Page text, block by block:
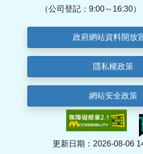
（公司登記：9:00～16:30）
政府網站資料開放
隱私權政策
網站安全政策
更新日期：2026-08-06